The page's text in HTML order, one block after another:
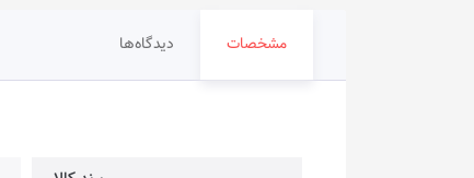
مشخصات دیدگاه‌ها